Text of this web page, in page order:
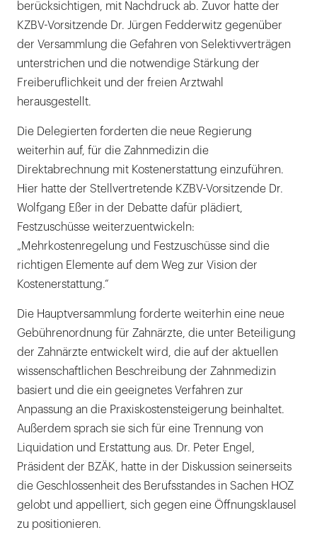
berücksichtigen, mit Nachdruck ab. Zuvor hatte der
KZBV-Vorsitzende Dr. Jürgen Fedderwitz gegenüber
der Versammlung die Gefahren von Selektivverträgen
unterstrichen und die notwendige Stärkung der
Freiberuflichkeit und der freien Arztwahl
herausgestellt.
Die Delegierten forderten die neue Regierung
weiterhin auf, für die Zahnmedizin die
Direktabrechnung mit Kostenerstattung einzuführen.
Hier hatte der Stellvertretende KZBV-Vorsitzende Dr.
Wolfgang Eßer in der Debatte dafür plädiert,
Festzuschüsse weiterzuentwickeln:
„Mehrkostenregelung und Festzuschüsse sind die
richtigen Elemente auf dem Weg zur Vision der
Kostenerstattung.“
Die Hauptversammlung forderte weiterhin eine neue
Gebührenordnung für Zahnärzte, die unter Beteiligung
der Zahnärzte entwickelt wird, die auf der aktuellen
wissenschaftlichen Beschreibung der Zahnmedizin
basiert und die ein geeignetes Verfahren zur
Anpassung an die Praxiskostensteigerung beinhaltet.
Außerdem sprach sie sich für eine Trennung von
Liquidation und Erstattung aus. Dr. Peter Engel,
Präsident der BZÄK, hatte in der Diskussion seinerseits
die Geschlossenheit des Berufsstandes in Sachen HOZ
gelobt und appelliert, sich gegen eine Öffnungsklausel
zu positionieren.